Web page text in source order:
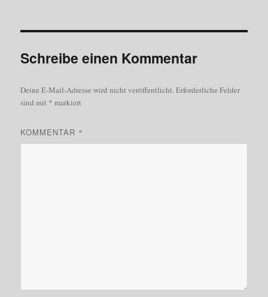
Schreibe einen Kommentar
Deine E-Mail-Adresse wird nicht veröffentlicht. Erforderliche Felder
sind mit * markiert
KOMMENTAR *